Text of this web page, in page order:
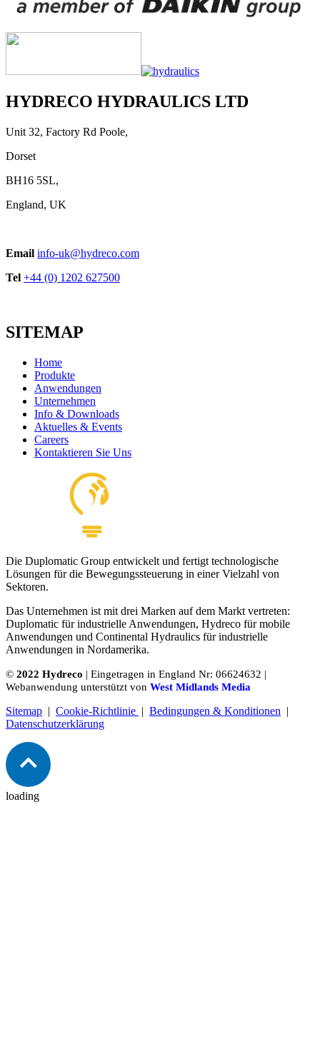
HYDRECO HYDRAULICS LTD
Unit 32, Factory Rd Poole,
Dorset
BH16 5SL,
England, UK
Email info-uk@hydreco.com
Tel +44 (0) 1202 627500
SITEMAP
Home
Produkte
Anwendungen
Unternehmen
Info & Downloads
Aktuelles & Events
Careers
Kontaktieren Sie Uns
Die Duplomatic Group entwickelt und fertigt technologische
Lösungen für die Bewegungssteuerung in einer Vielzahl von
Sektoren.
Das Unternehmen ist mit drei Marken auf dem Markt vertreten:
Duplomatic für industrielle Anwendungen, Hydreco für mobile
Anwendungen und Continental Hydraulics für industrielle
Anwendungen in Nordamerika.
© 2022 Hydreco | Eingetragen in England Nr: 06624632 |
Webanwendung unterstützt von West Midlands Media
Sitemap | Cookie-Richtlinie | Bedingungen & Konditionen |
Datenschutzerklärung
loading